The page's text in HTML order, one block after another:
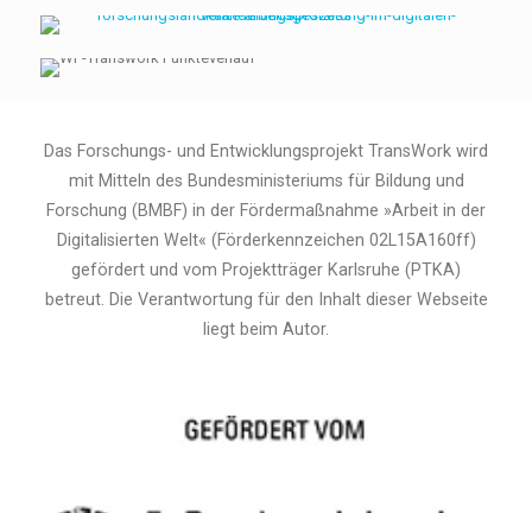
Das Forschungs- und Entwicklungsprojekt TransWork wird
mit Mitteln des Bundesministeriums für Bildung und
Forschung (BMBF) in der Fördermaßnahme »Arbeit in der
Digitalisierten Welt« (Förderkennzeichen 02L15A160ff)
gefördert und vom Projektträger Karlsruhe (PTKA)
betreut. Die Verantwortung für den Inhalt dieser Webseite
liegt beim Autor.